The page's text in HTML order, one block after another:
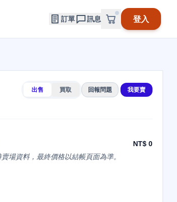
訂單 訊息 登入
出售 買取 回報問題 我要賣
NT$ 0
場資料，最終價格以結帳頁面為準。